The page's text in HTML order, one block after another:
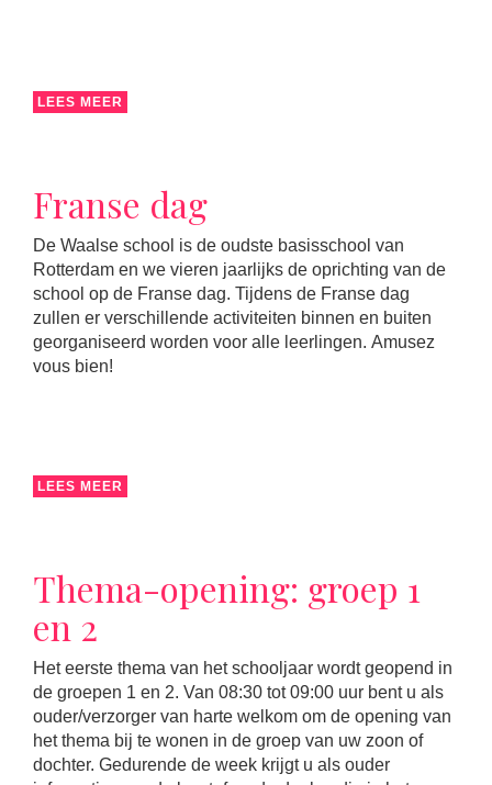
LEES MEER
Franse dag
De Waalse school is de oudste basisschool van
Rotterdam en we vieren jaarlijks de oprichting van de
school op de Franse dag. Tijdens de Franse dag
zullen er verschillende activiteiten binnen en buiten
georganiseerd worden voor alle leerlingen. Amusez
vous bien!
LEES MEER
Thema-opening: groep 1
en 2
Het eerste thema van het schooljaar wordt geopend in
de groepen 1 en 2. Van 08:30 tot 09:00 uur bent u als
ouder/verzorger van harte welkom om de opening van
het thema bij te wonen in de groep van uw zoon of
dochter. Gedurende de week krijgt u als ouder